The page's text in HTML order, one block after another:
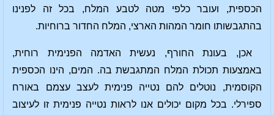
הכספית, ועובר כלפי מטה לטבע המלח, בכל זה לפנינו
בהתגבשותו חומר המהות הארצי, המלח החדור ברוחיות.
אכן, בעונת החורף, נעשית האדמה הפנימית רוחית,
באמצעות תכולת המלח המתגבשת בה. המים, הינו הכספית
הקוסמית, נוטלים להם נטייה פנימית לעצב עצמם באורח
ספירלי. בכל מקום יכולים אנו לראות נטייה פנימית זו לעיצוב